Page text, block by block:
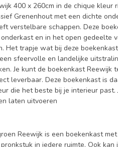
400 x 260cm in de chique kleur
Grenenhout met een dichte
verstelbare schappen. Deze
en in het open gedeelte
Het trapje wat bij deze
sfeervolle en landelijke
Je kunt de boekenkast Reewijk
leverbaar. Deze boekenkast is
die het beste bij je interieur
laten uitvoeren
Reewijk is een boekenkast
in iedere ruimte. Ook